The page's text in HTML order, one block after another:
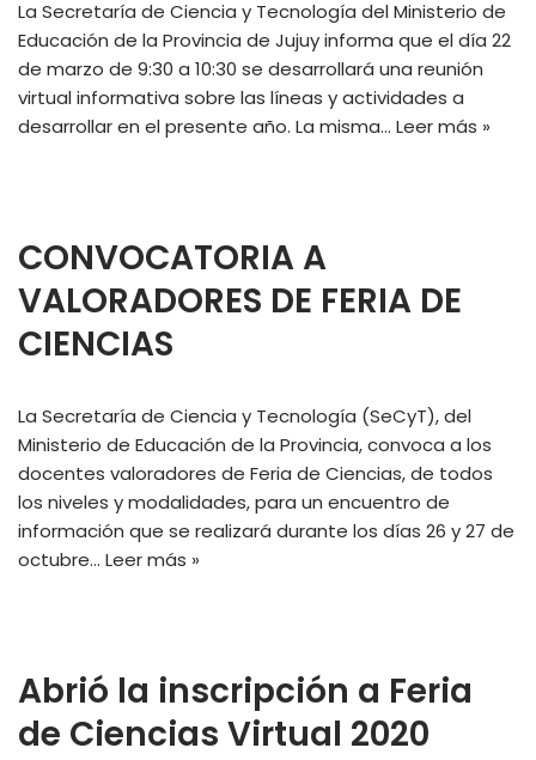
La Secretaría de Ciencia y Tecnología del Ministerio de
Educación de la Provincia de Jujuy informa que el día 22
de marzo de 9:30 a 10:30 se desarrollará una reunión
virtual informativa sobre las líneas y actividades a
desarrollar en el presente año. La misma… Leer más »
CONVOCATORIA A
VALORADORES DE FERIA DE
CIENCIAS
La Secretaría de Ciencia y Tecnología (SeCyT), del
Ministerio de Educación de la Provincia, convoca a los
docentes valoradores de Feria de Ciencias, de todos
los niveles y modalidades, para un encuentro de
información que se realizará durante los días 26 y 27 de
octubre… Leer más »
Abrió la inscripción a Feria
de Ciencias Virtual 2020